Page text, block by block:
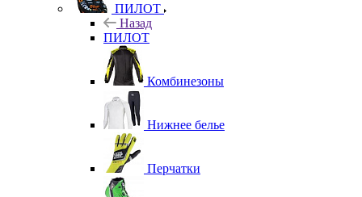
ПИЛОТ
Назад
ПИЛОТ
Комбинезоны
Нижнее белье
Перчатки